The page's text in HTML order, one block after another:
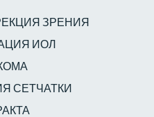
ЗРЕНИЯ
ИОЛ
СЕТЧАТКИ